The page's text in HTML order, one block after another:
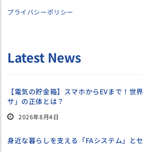
プライバシーポリシー
Latest News
【電気の貯金箱】スマホからEVまで！世
サ」の正体とは？
2026年8月4日
身近な暮らしを支える「FAシステム」と